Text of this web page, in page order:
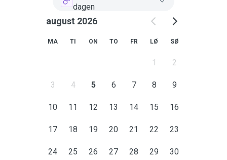
dagen
august 2026
MA TI ON TO FR LØ SØ
1 2
3 4 5 6 7 8 9
10 11 12 13 14 15 16
17 18 19 20 21 22 23
24 25 26 27 28 29 30